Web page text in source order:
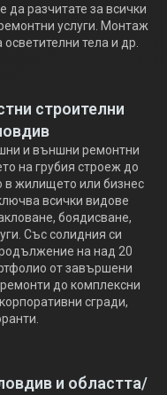
разчитате за всички
услуги. Монтаж
тела и др.
строителни
и външни ремонтни
на грубия строеж до
жилището или бизнес
всички видове
боядисване,
Със солидния си
на над 20
от завършени
до комплексни
сгради,
и областта/